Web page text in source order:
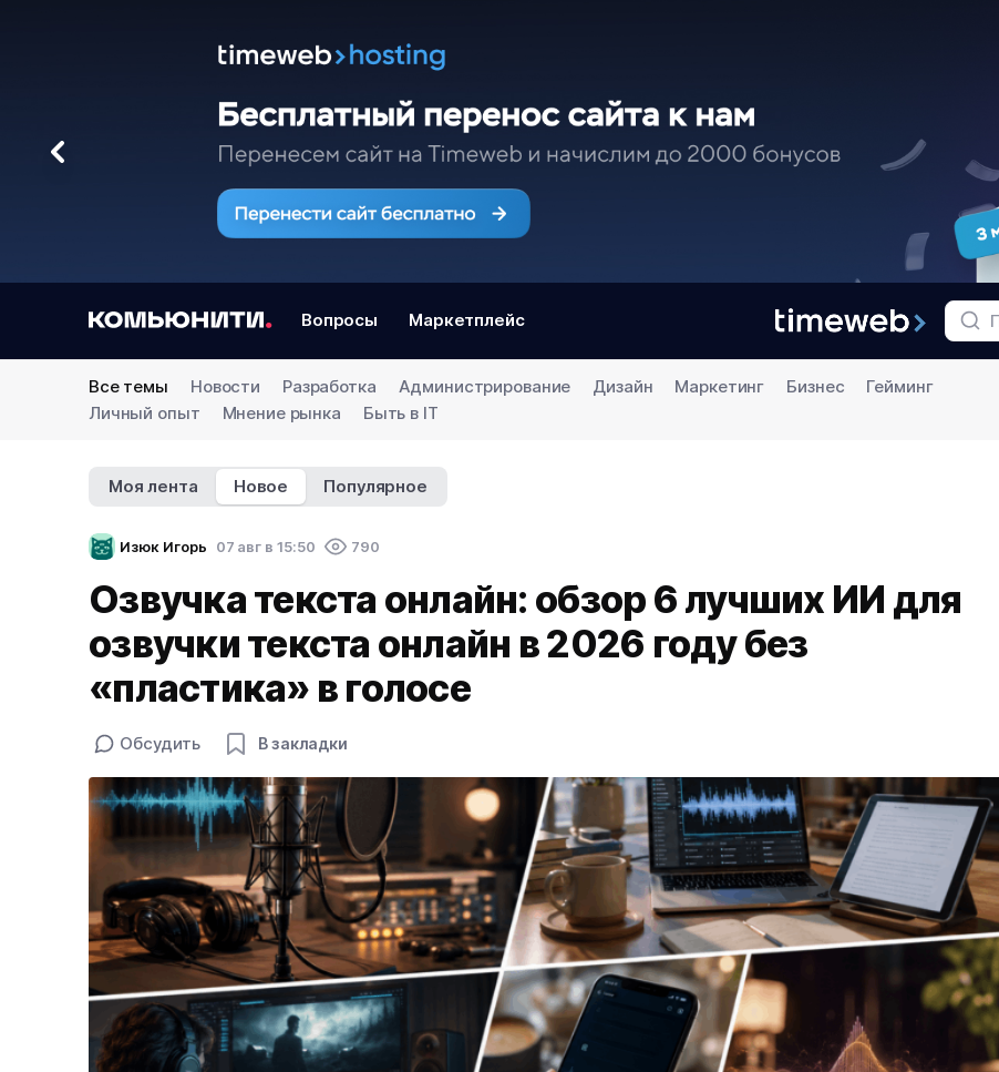
Вопросы Маркетплейс
Все темы Новости Разработка Администрирование Дизайн Маркетинг Бизнес
Гейминг
Личный опыт
Мнение рынка Быть в IT
Моя лента Новое Популярное
Изюк Игорь 07 авг в 15:50 790
Озвучка текста онлайн: обзор 6 лучших ИИ для
озвучки текста онлайн в 2026 году без
«пластика» в голосе
Обсудить В закладки